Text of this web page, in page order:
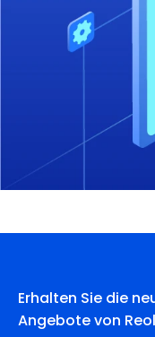
Erhalten Sie die
Angebote von